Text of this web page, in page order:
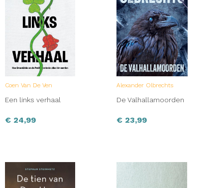
Coen Van De Ven
Een links verhaal
€ 24,99
Alexander Olbrechts
De Valhallamoorden
€ 23,99